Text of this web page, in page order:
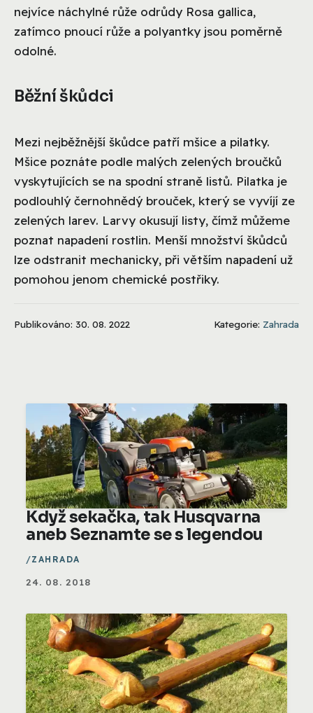
nejvíce náchylné růže odrůdy Rosa gallica,
zatímco pnoucí růže a polyantky jsou poměrně
odolné.
Běžní škůdci
Mezi nejběžnější škůdce patří mšice a pilatky.
Mšice poznáte podle malých zelených broučků
vyskytujících se na spodní straně listů. Pilatka je
podlouhlý černohnědý brouček, který se vyvíjí ze
zelených larev. Larvy okusují listy, čímž můžeme
poznat napadení rostlin. Menší množství škůdců
lze odstranit mechanicky, při větším napadení už
pomohou jenom chemické postřiky.
Publikováno: 30. 08. 2022 Kategorie: Zahrada
Když sekačka, tak Husqvarna
aneb Seznamte se s legendou
ZAHRADA
24. 08. 2018